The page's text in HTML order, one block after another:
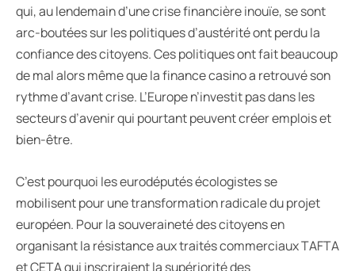
qui, au lendemain d’une crise financière inouïe, se sont
arc-boutées sur les politiques d’austérité ont perdu la
confiance des citoyens. Ces politiques ont fait beaucoup
de mal alors même que la finance casino a retrouvé son
rythme d’avant crise. L’Europe n’investit pas dans les
secteurs d’avenir qui pourtant peuvent créer emplois et
bien-être.
C’est pourquoi les eurodéputés écologistes se
mobilisent pour une transformation radicale du projet
européen. Pour la souveraineté des citoyens en
organisant la résistance aux traités commerciaux TAFTA
et CETA qui inscriraient la supériorité des